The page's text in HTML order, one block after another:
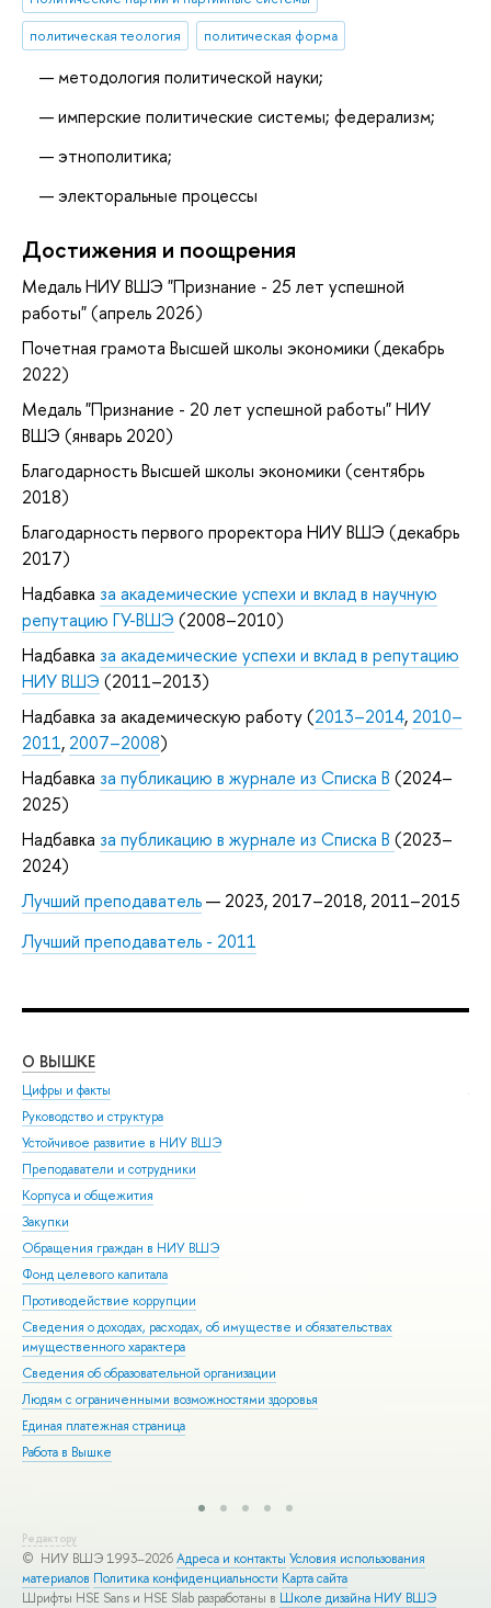
политическая теология
политическая форма
методология политической науки;
имперские политические системы; федерализм;
этнополитика;
электоральные процессы
Достижения и поощрения
Медаль НИУ ВШЭ "Признание - 25 лет успешной
работы" (апрель 2026)
Почетная грамота Высшей школы экономики (декабрь
2022)
Медаль "Признание - 20 лет успешной работы" НИУ
ВШЭ (январь 2020)
Благодарность Высшей школы экономики (сентябрь
2018)
Благодарность первого проректора НИУ ВШЭ (декабрь
2017)
Надбавка за академические успехи и вклад в научную
репутацию ГУ-ВШЭ (2008–2010)
Надбавка за академические успехи и вклад в репутацию
НИУ ВШЭ (2011–2013)
Надбавка за академическую работу (2013–2014, 2010–
2011, 2007–2008)
Надбавка за публикацию в журнале из Списка B (2024–
2025)
Надбавка за публикацию в журнале из Списка B (2023–
2024)
Лучший преподаватель— 2023, 2017–2018, 2011–2015
Лучший преподаватель - 2011
О ВЫШКЕ
Цифры и факты
Руководство и структура
Устойчивое развитие в НИУ ВШЭ
Преподаватели и сотрудники
Корпуса и общежития
Закупки
Обращения граждан в НИУ ВШЭ
Фонд целевого капитала
Противодействие коррупции
Сведения о доходах, расходах, об имуществе и обязательствах
имущественного характера
Сведения об образовательной организации
Людям с ограниченными возможностями здоровья
Единая платежная страница
Работа в Вышке
Редактору
© НИУ ВШЭ 1993–2026Адреса и контакты Условия использования
материалов Политика конфиденциальности Карта сайта
Шрифты HSE Sans и HSE Slab разработаны в Школе дизайна НИУ ВШЭ